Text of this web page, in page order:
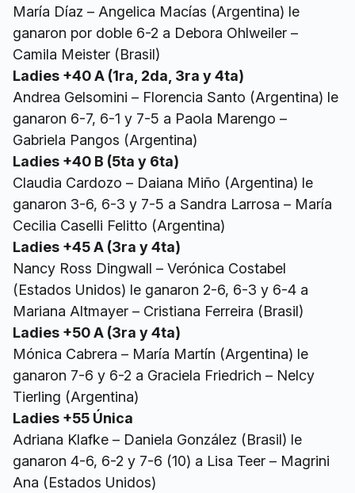
María Díaz – Angelica Macías (Argentina) le
ganaron por doble 6-2 a Debora Ohlweiler –
Camila Meister (Brasil)
Ladies +40 A (1ra, 2da, 3ra y 4ta)
Andrea Gelsomini – Florencia Santo (Argentina) le
ganaron 6-7, 6-1 y 7-5 a Paola Marengo –
Gabriela Pangos (Argentina)
Ladies +40 B (5ta y 6ta)
Claudia Cardozo – Daiana Miño (Argentina) le
ganaron 3-6, 6-3 y 7-5 a Sandra Larrosa – María
Cecilia Caselli Felitto (Argentina)
Ladies +45 A (3ra y 4ta)
Nancy Ross Dingwall – Verónica Costabel
(Estados Unidos) le ganaron 2-6, 6-3 y 6-4 a
Mariana Altmayer – Cristiana Ferreira (Brasil)
Ladies +50 A (3ra y 4ta)
Mónica Cabrera – María Martín (Argentina) le
ganaron 7-6 y 6-2 a Graciela Friedrich – Nelcy
Tierling (Argentina)
Ladies +55 Única
Adriana Klafke – Daniela González (Brasil) le
ganaron 4-6, 6-2 y 7-6 (10) a Lisa Teer – Magrini
Ana (Estados Unidos)